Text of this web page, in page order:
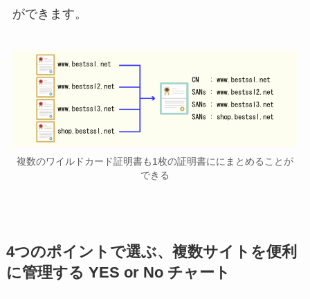
ができます。
複数のワイルドカード証明書も1枚の証明書ににまとめることが
できる
4つのポイントで選ぶ、複数サイトを便利
に管理する YES or No チャート